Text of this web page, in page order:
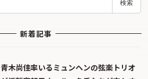
検索
新着記事
青木尚佳率いるミュンヘンの弦楽トリオ